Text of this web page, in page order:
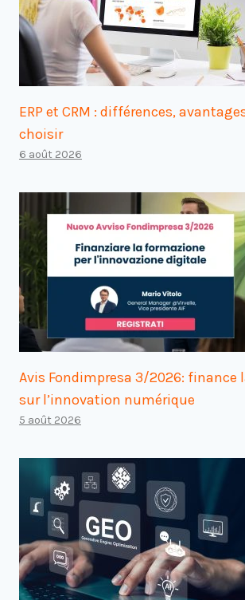
ERP et CRM : différences,
choisir
6 août 2026
Avis Fondimpresa 3/2026: finance
sur l’innovation numérique
5 août 2026